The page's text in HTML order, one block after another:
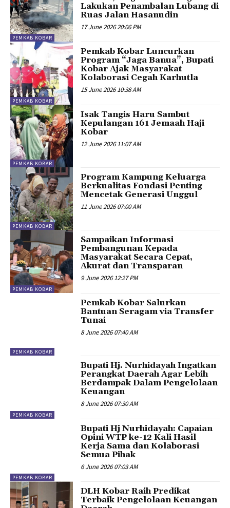
PEMKAB KOBAR
Lakukan Penambalan Lubang di
Ruas Jalan Hasanudin
17 June 2026 20:06 PM
PEMKAB KOBAR
Pemkab Kobar Luncurkan
Program “Jaga Banua”, Bupati
Kobar Ajak Masyarakat
Kolaborasi Cegah Karhutla
15 June 2026 10:38 AM
PEMKAB KOBAR
Isak Tangis Haru Sambut
Kepulangan 161 Jemaah Haji
Kobar
12 June 2026 11:07 AM
PEMKAB KOBAR
Program Kampung Keluarga
Berkualitas Fondasi Penting
Mencetak Generasi Unggul
11 June 2026 07:00 AM
PEMKAB KOBAR
Sampaikan Informasi
Pembangunan Kepada
Masyarakat Secara Cepat,
Akurat dan Transparan
9 June 2026 12:27 PM
PEMKAB KOBAR
Pemkab Kobar Salurkan
Bantuan Seragam via Transfer
Tunai
8 June 2026 07:40 AM
PEMKAB KOBAR
Bupati Hj. Nurhidayah Ingatkan
Perangkat Daerah Agar Lebih
Berdampak Dalam Pengelolaan
Keuangan
8 June 2026 07:30 AM
PEMKAB KOBAR
Bupati Hj Nurhidayah: Capaian
Opini WTP ke-12 Kali Hasil
Kerja Sama dan Kolaborasi
Semua Pihak
6 June 2026 07:03 AM
DLH Kobar Raih Predikat
Terbaik Pengelolaan Keuangan